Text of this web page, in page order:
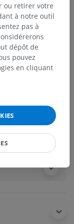
>
central>
>
ou retirer votre
à notre outil
pas à
dépôt de
pouvez
en cliquant